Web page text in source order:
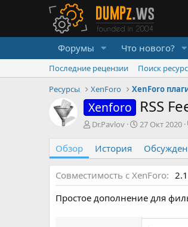
Форумы Что нового?
Последние рецензии
Поиск
Ресурсы
XenForo XenForo
Xenforo RSS
А
о
р
Dr.Pavlov
Д
а
с
о
з
д
н
27 Окт 2020
Обзор История
Совместимость с XenForo 2.1
Простое дополнение для